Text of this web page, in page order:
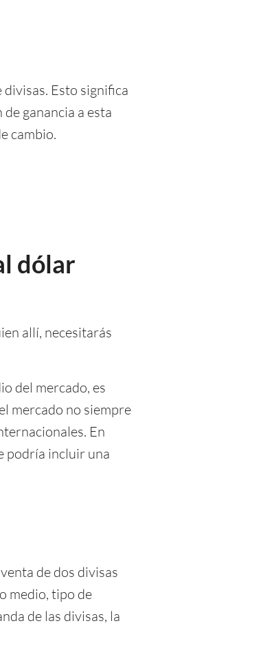
Esto significa
ganancia a esta
cambio.
dólar
allí, necesitarás
del mercado, es
mercado no siempre
En
podría incluir una
de dos divisas
medio, tipo de
de las divisas, la